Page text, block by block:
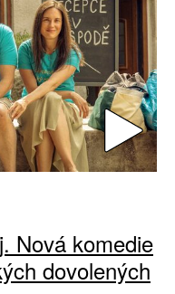
Nová komedie
dovolených